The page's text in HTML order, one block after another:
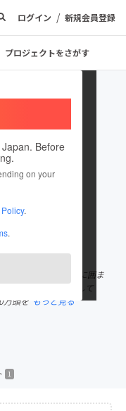
ログイン / 新規会員登録
プロジェクトをさがす
Before
on your
.
.
創生課
ます
の果て・雄大な自然に囲ま
ちづくり」を目指して
万頭を もっと見る
1